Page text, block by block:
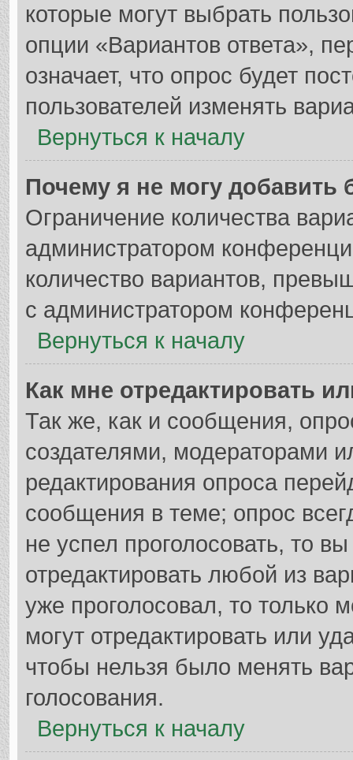
которые могут выбрать
опции «Вариантов ответа»,
означает, что опрос будет
пользователей изменять
Вернуться к началу
Почему я не могу добавить
Ограничение количества
администратором
количество вариантов,
с администратором
Вернуться к началу
Как мне отредактировать
Так же, как и сообщения,
создателями, модераторами
редактирования опроса
сообщения в теме; опрос
не успел проголосовать, то
отредактировать любой из
уже проголосовал, то только
могут отредактировать или
чтобы нельзя было менять
голосования.
Вернуться к началу